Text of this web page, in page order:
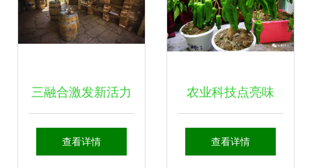
三融合激发新活力
文化数字网赋能农
查看详情
农业科技点亮味
蕾，2.5万种舌尖盛
查看详情